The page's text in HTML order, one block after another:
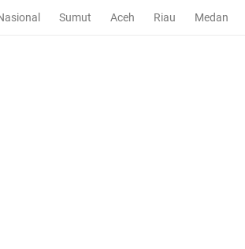
Sumut Aceh Riau Medan